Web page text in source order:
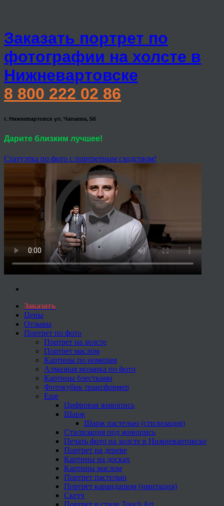
Заказать портрет по
фотографии на холсте в
Нижневартовске
8 800 222 02 86
г. Нижневартовск ул. Чапаева, 5б
Дарите близким лучшее!
Статуэтка по фото с портретным сходством!
Заказать
Цены
Отзывы
Портрет по фото
Портрет на холсте
Портрет маслом
Картины по номерам
Алмазная мозаика по фото
Картины блестками
Фотокубик трансформер
Еще
Цифровая живопись
Шарж
Шарж пастелью (стилизация)
Стилизация под живопись
Печать фото на холсте в Нижневартовске
Портрет на дереве
Картины на досках
Картины маслом
Портрет пастелью
Портрет карандашом (имитация)
Скетч
Портрет в стиле Touch Art